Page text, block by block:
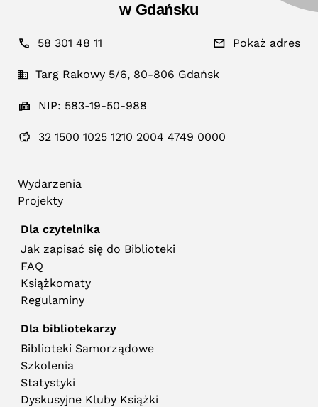
w Gdańsku
58 301 48 11 Pokaż adres
Targ Rakowy 5/6, 80-806 Gdańsk
NIP: 583-19-50-988
32 1500 1025 1210 2004 4749 0000
Wydarzenia
Projekty
Dla czytelnika
Jak zapisać się do Biblioteki
FAQ
Książkomaty
Regulaminy
Dla bibliotekarzy
Biblioteki Samorządowe
Szkolenia
Statystyki
Dyskusyjne Kluby Książki